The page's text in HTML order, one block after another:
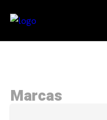
Marcas